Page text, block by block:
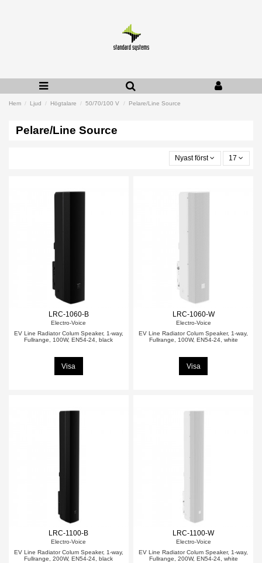
Hem Ljud Högtalare 50/70/100 V Pelare/Line Source
Pelare/Line Source
Nyast först 17
LRC-1060-B
Electro-Voice
EV Line Radiator Colum Speaker, 1-way,
Fullrange, 100W, EN54-24, black
Visa
LRC-1060-W
Electro-Voice
EV Line Radiator Colum Speaker, 1-way,
Fullrange, 100W, EN54-24, white
Visa
LRC-1100-B
Electro-Voice
EV Line Radiator Colum Speaker, 1-way,
Fullrange, 200W, EN54-24, black
LRC-1100-W
Electro-Voice
EV Line Radiator Colum Speaker, 1-way,
Fullrange, 200W, EN54-24, white